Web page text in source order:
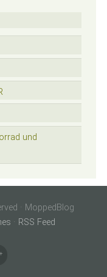
und
· MoppedBlog
· RSS Feed